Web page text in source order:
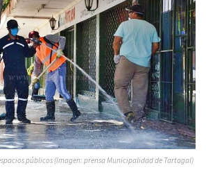
públicos (Imagen: prensa Municipalidad de Tartagal)